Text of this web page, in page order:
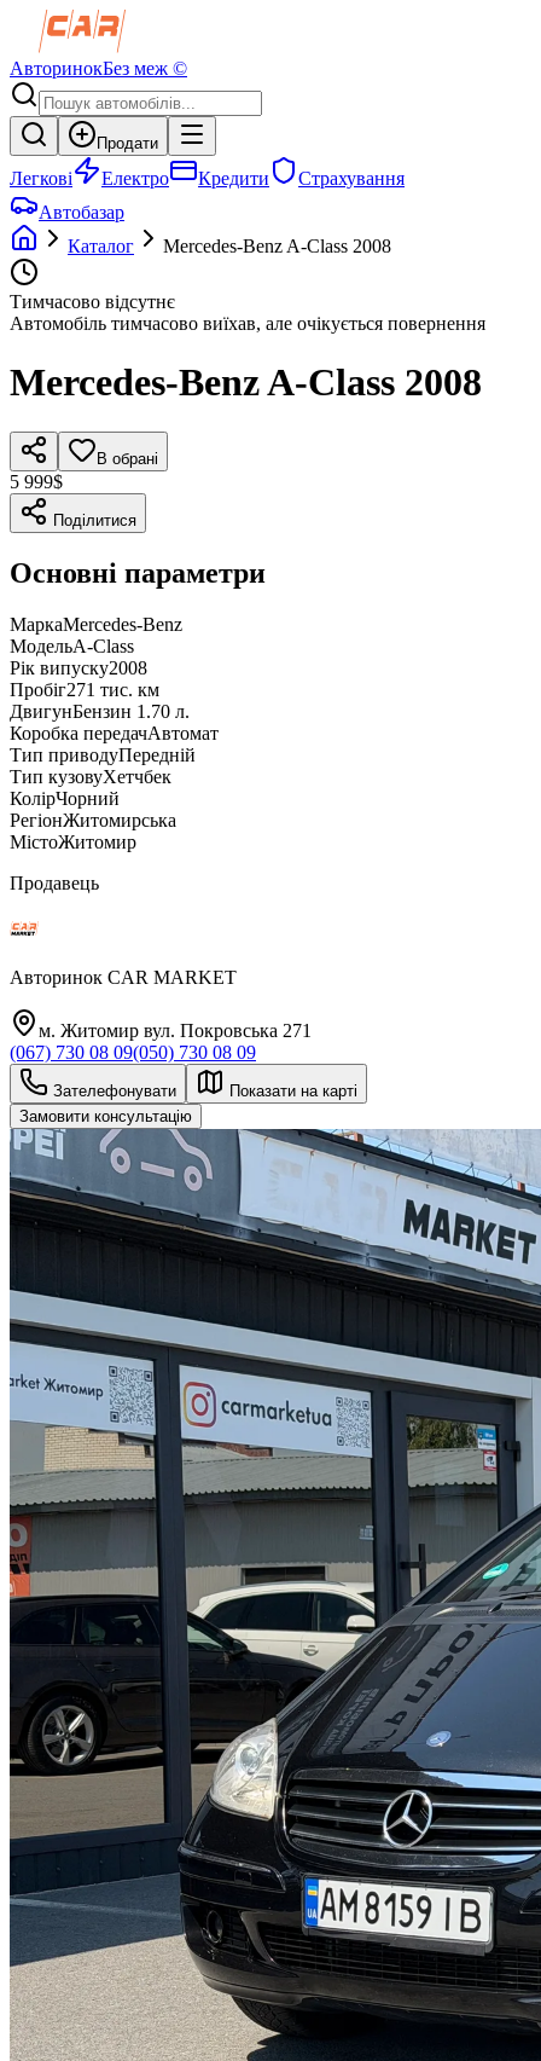
АвторинокБез меж ©
Продати
Легкові Електро Кредити
Страхування
Автобазар
Каталог
Mercedes-Benz A-Class 2008
Тимчасово відсутнє
Автомобіль тимчасово виїхав, але очікується повернення
Mercedes-BenzA-Class 2008
В обрані
5 999$
Поділитися
Основні параметри
МаркаMercedes-Benz
МодельA-Class
Рік випуску2008
Пробіг271 тис. км
ДвигунБензин 1.70 л.
Коробка передачАвтомат
Тип приводуПередній
Тип кузовуХетчбек
КолірЧорний
РегіонЖитомирська
МістоЖитомир
Продавець
Авторинок CAR MARKET
м. Житомир вул. Покровська 271
(067) 730 08 09(050) 730 08 09
Зателефонувати
Показати на карті
Замовити консультацію